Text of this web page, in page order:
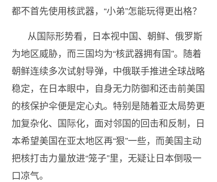
都不首先使用核武器，“小弟”怎能玩得更出格？
从国际形势看，日本视中国、朝鲜、俄罗斯
为地区威胁，而三国均为“核武器拥有国”。随着
朝鲜连续多次试射导弹，中俄联手推进全球战略
稳定，在日本眼中，自身无力防御和还击前美国
的核保护伞便是定心丸。特别是随着亚太局势更
加复杂化、国际化，面对邻国的回击和反制，日
本希望美国在亚太地区再“狠”一些，而美国主动
把核打击力量放进“笼子”里，无疑让日本倒吸一
口凉气。